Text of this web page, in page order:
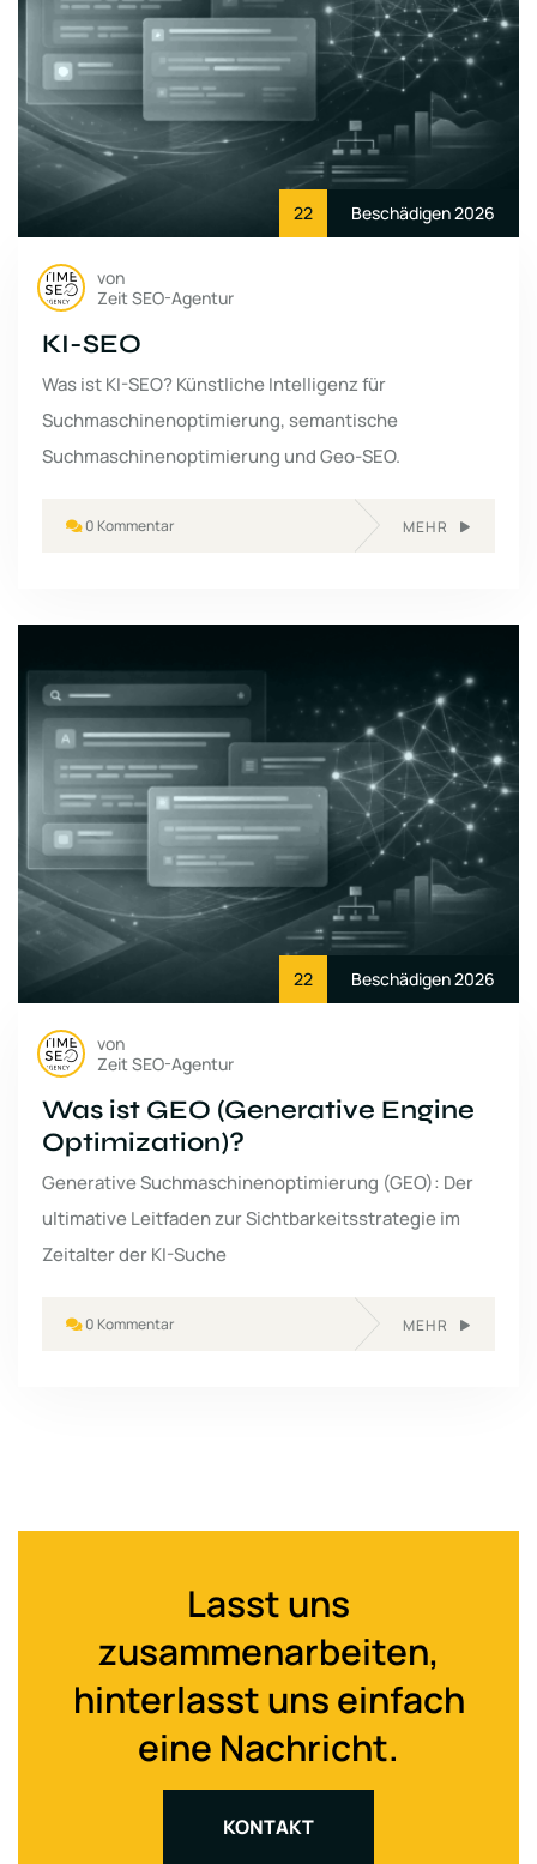
22 Beschädigen 2026
von
Zeit SEO-Agentur
KI-SEO
Was ist KI-SEO? Künstliche Intelligenz für
Suchmaschinenoptimierung, semantische
Suchmaschinenoptimierung und Geo-SEO.
0 Kommentar MEHR
22 Beschädigen 2026
von
Zeit SEO-Agentur
Was ist GEO (Generative Engine
Optimization)?
Generative Suchmaschinenoptimierung (GEO): Der
ultimative Leitfaden zur Sichtbarkeitsstrategie im
Zeitalter der KI-Suche
0 Kommentar MEHR
Lasst uns
zusammenarbeiten,
hinterlasst uns einfach
eine Nachricht.
KONTAKT